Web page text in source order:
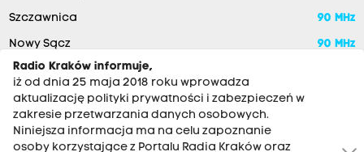
Szczawnica 90 MHz
Nowy Sącz
90 MHz
Radio Kraków informuje,
iż od dnia 25 maja 2018 roku wprowadza
aktualizację polityki prywatności i zabezpieczeń w
zakresie przetwarzania danych osobowych.
Niniejsza informacja ma na celu zapoznanie
osoby korzystające z Portalu Radia Kraków oraz